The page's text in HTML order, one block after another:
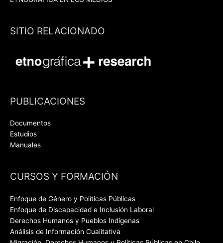
SITIO RELACIONADO
PUBLICACIONES
Documentos
Estudios
Manuales
CURSOS Y FORMACIÓN
Enfoque de Género y Políticas Públicas
Enfoque de Discapacidad e Inclusión Laboral
Derechos Humanos y Pueblos Indígenas
Análisis de Información Cualitativa